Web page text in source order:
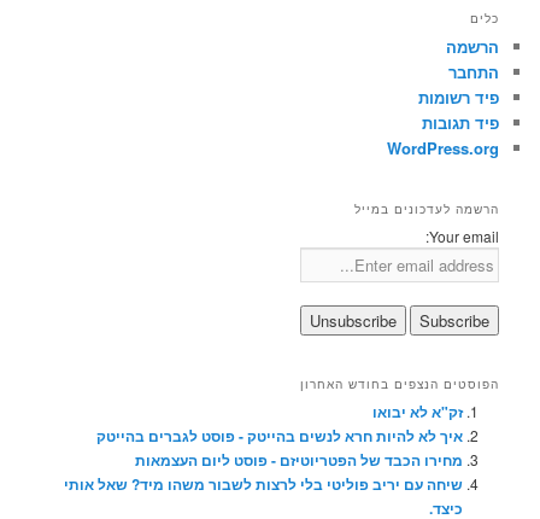
כלים
הרשמה
התחבר
פיד רשומות
פיד תגובות
WordPress.org
הרשמה לעדכונים במייל
Your email:
הפוסטים הנצפים בחודש האחרון
זק"א לא יבואו
איך לא להיות חרא לנשים בהייטק - פוסט לגברים בהייטק
מחירו הכבד של הפטריוטיזם - פוסט ליום העצמאות
שיחה עם יריב פוליטי בלי לרצות לשבור משהו מיד? שאל אותי
כיצד.